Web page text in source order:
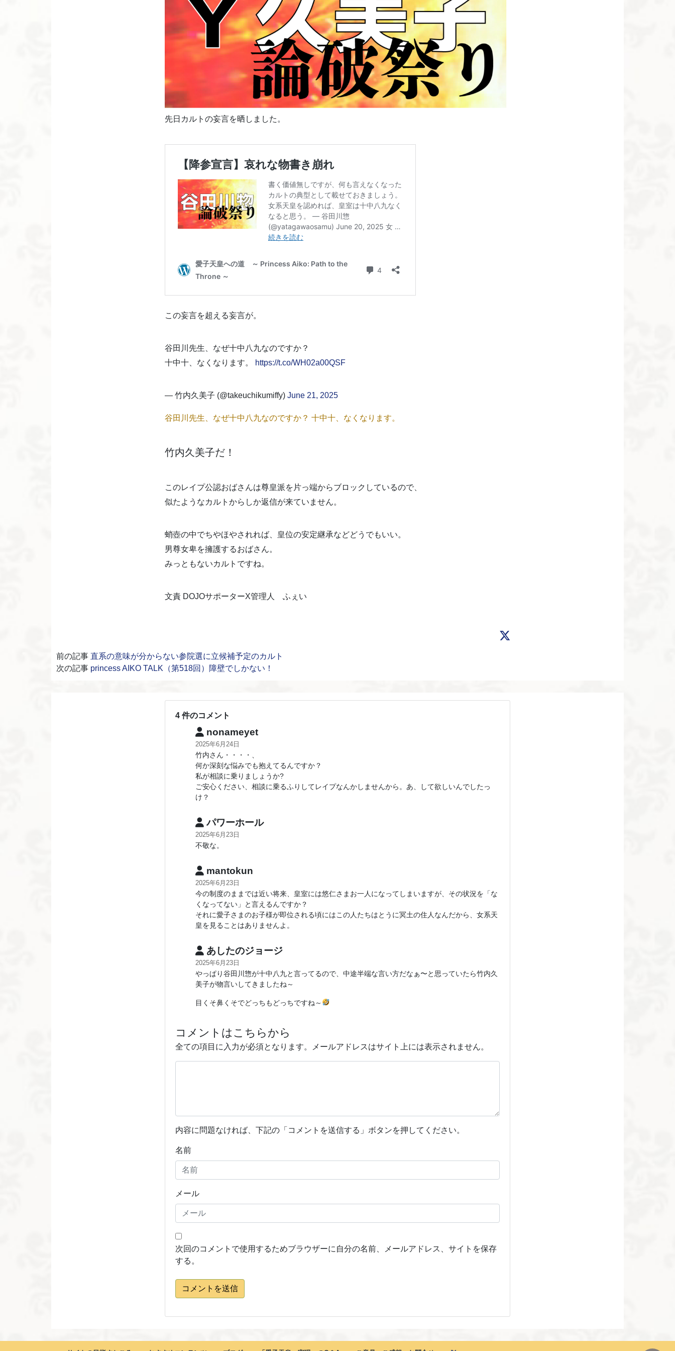
先日カルトの妄言を晒しました。
この妄言を超える妄言が。
谷田川先生、なぜ十中八九なのですか？
十中十、なくなります。
https://t.co/WH02a00QSF
— 竹内久美子 (@takeuchikumiffy) June 21, 2025
谷田川先生、なぜ十中八九なのですか？ 十中十、なくなります。
竹内久美子だ！
このレイプ公認おばさんは尊皇派を片っ端からブロックしているので、
似たようなカルトからしか返信が来ていません。
蛸壺の中でちやほやされれば、皇位の安定継承などどうでもいい。
男尊女卑を擁護するおばさん。
みっともないカルトですね。
文責 DOJOサポーターX管理人 ふぇい
前の記事 直系の意味が分からない参院選に立候補予定のカルト
次の記事 princess AIKO TALK（第518回）障壁でしかない！
4 件のコメント
nonameyet
2025年6月24日
竹内さん・・・・、
何か深刻な悩みでも抱えてるんですか？
私が相談に乗りましょうか?
ご安心ください、相談に乗るふりしてレイプなんかしませんから。あ、して欲しいんでしたっ
け？
パワーホール
2025年6月23日
不敬な。
mantokun
2025年6月23日
今の制度のままでは近い将来、皇室には悠仁さまお一人になってしまいますが、その状況を「な
くなってない」と言えるんですか？
それに愛子さまのお子様が即位される頃にはこの人たちはとうに冥土の住人なんだから、女系天
皇を見ることはありませんよ。
あしたのジョージ
2025年6月23日
やっぱり谷田川惣が十中八九と言ってるので、中途半端な言い方だなぁ〜と思っていたら竹内久
美子が物言いしてきましたね～
目くそ鼻くそでどっちもどっちですね～
コメントはこちらから
全ての項目に入力が必須となります。メールアドレスはサイト上には表示されません。
内容に問題なければ、下記の「コメントを送信する」ボタンを押してください。
名前
メール
次回のコメントで使用するためブラウザーに自分の名前、メールアドレス、サイトを保存
する。
コメントを送信